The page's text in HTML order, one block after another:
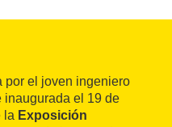
por el joven ingeniero
inaugurada el 19 de
la Exposición